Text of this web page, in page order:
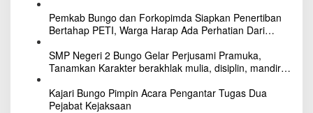
Pemkab Bungo dan Forkopimda Siapkan Penertiban
Bertahap PETI, Warga Harap Ada Perhatian Dari
SMP Negeri 2 Bungo Gelar Perjusami Pramuka,
Tanamkan Karakter berakhlak mulia, disiplin, mandiri,
Kajari Bungo Pimpin Acara Pengantar Tugas Dua
Pejabat Kejaksaan